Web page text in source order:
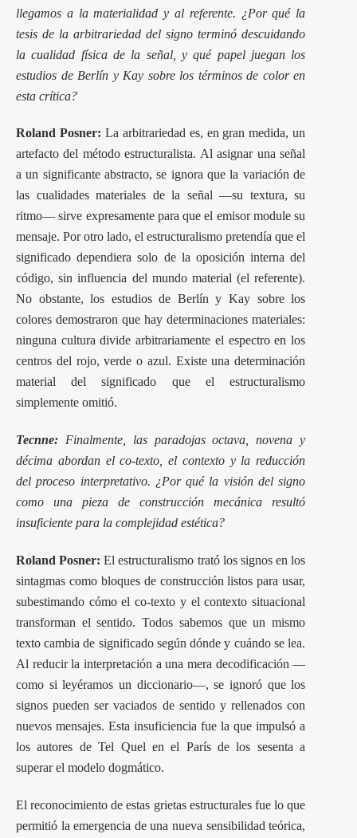
llegamos a la materialidad y al referente. ¿Por qué la
tesis de la arbitrariedad del signo terminó descuidando
la cualidad física de la señal, y qué papel juegan los
estudios de Berlín y Kay sobre los términos de color en
esta crítica?
Roland Posner: La arbitrariedad es, en gran medida, un
artefacto del método estructuralista. Al asignar una señal
a un significante abstracto, se ignora que la variación de
las cualidades materiales de la señal —su textura, su
ritmo— sirve expresamente para que el emisor module su
mensaje. Por otro lado, el estructuralismo pretendía que el
significado dependiera solo de la oposición interna del
código, sin influencia del mundo material (el referente).
No obstante, los estudios de Berlín y Kay sobre los
colores demostraron que hay determinaciones materiales:
ninguna cultura divide arbitrariamente el espectro en los
centros del rojo, verde o azul. Existe una determinación
material del significado que el estructuralismo
simplemente omitió.
Tecnne: Finalmente, las paradojas octava, novena y
décima abordan el co-texto, el contexto y la reducción
del proceso interpretativo. ¿Por qué la visión del signo
como una pieza de construcción mecánica resultó
insuficiente para la complejidad estética?
Roland Posner: El estructuralismo trató los signos en los
sintagmas como bloques de construcción listos para usar,
subestimando cómo el co-texto y el contexto situacional
transforman el sentido. Todos sabemos que un mismo
texto cambia de significado según dónde y cuándo se lea.
Al reducir la interpretación a una mera decodificación —
como si leyéramos un diccionario—, se ignoró que los
signos pueden ser vaciados de sentido y rellenados con
nuevos mensajes. Esta insuficiencia fue la que impulsó a
los autores de Tel Quel en el París de los sesenta a
superar el modelo dogmático.
El reconocimiento de estas grietas estructurales fue lo que
permitió la emergencia de una nueva sensibilidad teórica,